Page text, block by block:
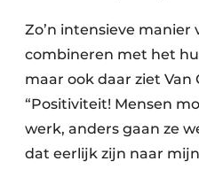
Zo’n intensieve manier
combineren met het
maar ook daar ziet Van
“Positiviteit! Mensen
werk, anders gaan ze
dat eerlijk zijn naar